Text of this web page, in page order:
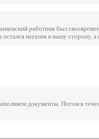
работник был
негатив в нашу сторону, а
документы. Потом в